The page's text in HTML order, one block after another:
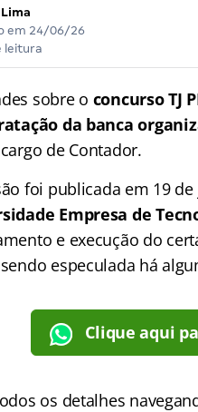
em 24/06/26
leitura
sobre o concurso TJ
da banca
de Contador.
foi publicada em 19
Empresa de
e execução do
especulada há
Clique aqui
os detalhes